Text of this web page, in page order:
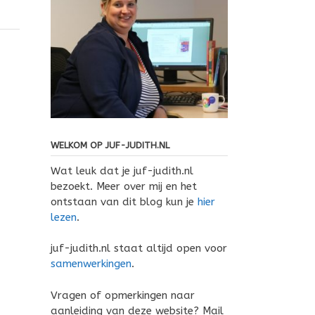
WELKOM OP JUF-JUDITH.NL
Wat leuk dat je juf-judith.nl
bezoekt. Meer over mij en het
ontstaan van dit blog kun je hier
lezen.
juf-judith.nl staat altijd open voor
samenwerkingen.
Vragen of opmerkingen naar
aanleiding van deze website? Mail